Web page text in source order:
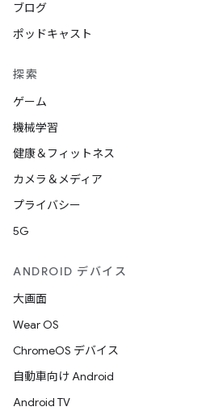
ブログ
ポッドキャスト
探索
ゲーム
機械学習
健康＆フィットネス
カメラ＆メディア
プライバシー
5G
ANDROID デバイス
大画面
Wear OS
ChromeOS デバイス
自動車向け Android
Android TV